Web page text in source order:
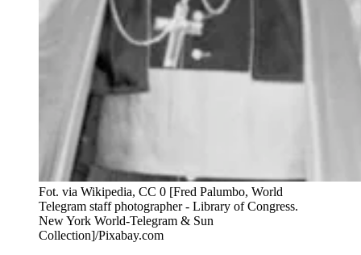
Fot. via Wikipedia, CC 0 [Fred Palumbo, World
Telegram staff photographer - Library of Congress.
New York World-Telegram & Sun
Collection]/Pixabay.com